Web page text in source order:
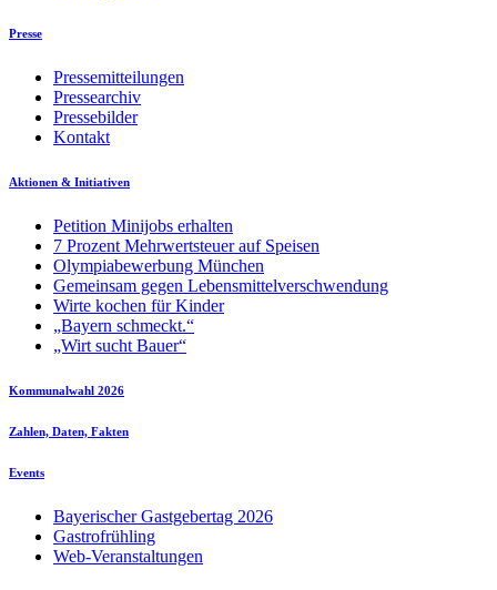
Presse
Pressemitteilungen
Pressearchiv
Pressebilder
Kontakt
Aktionen & Initiativen
Petition Minijobs erhalten
7 Prozent Mehrwertsteuer auf Speisen
Olympiabewerbung München
Gemeinsam gegen Lebensmittelverschwendung
Wirte kochen für Kinder
„Bayern schmeckt.“
„Wirt sucht Bauer“
Kommunalwahl 2026
Zahlen, Daten, Fakten
Events
Bayerischer Gastgebertag 2026
Gastrofrühling
Web-Veranstaltungen